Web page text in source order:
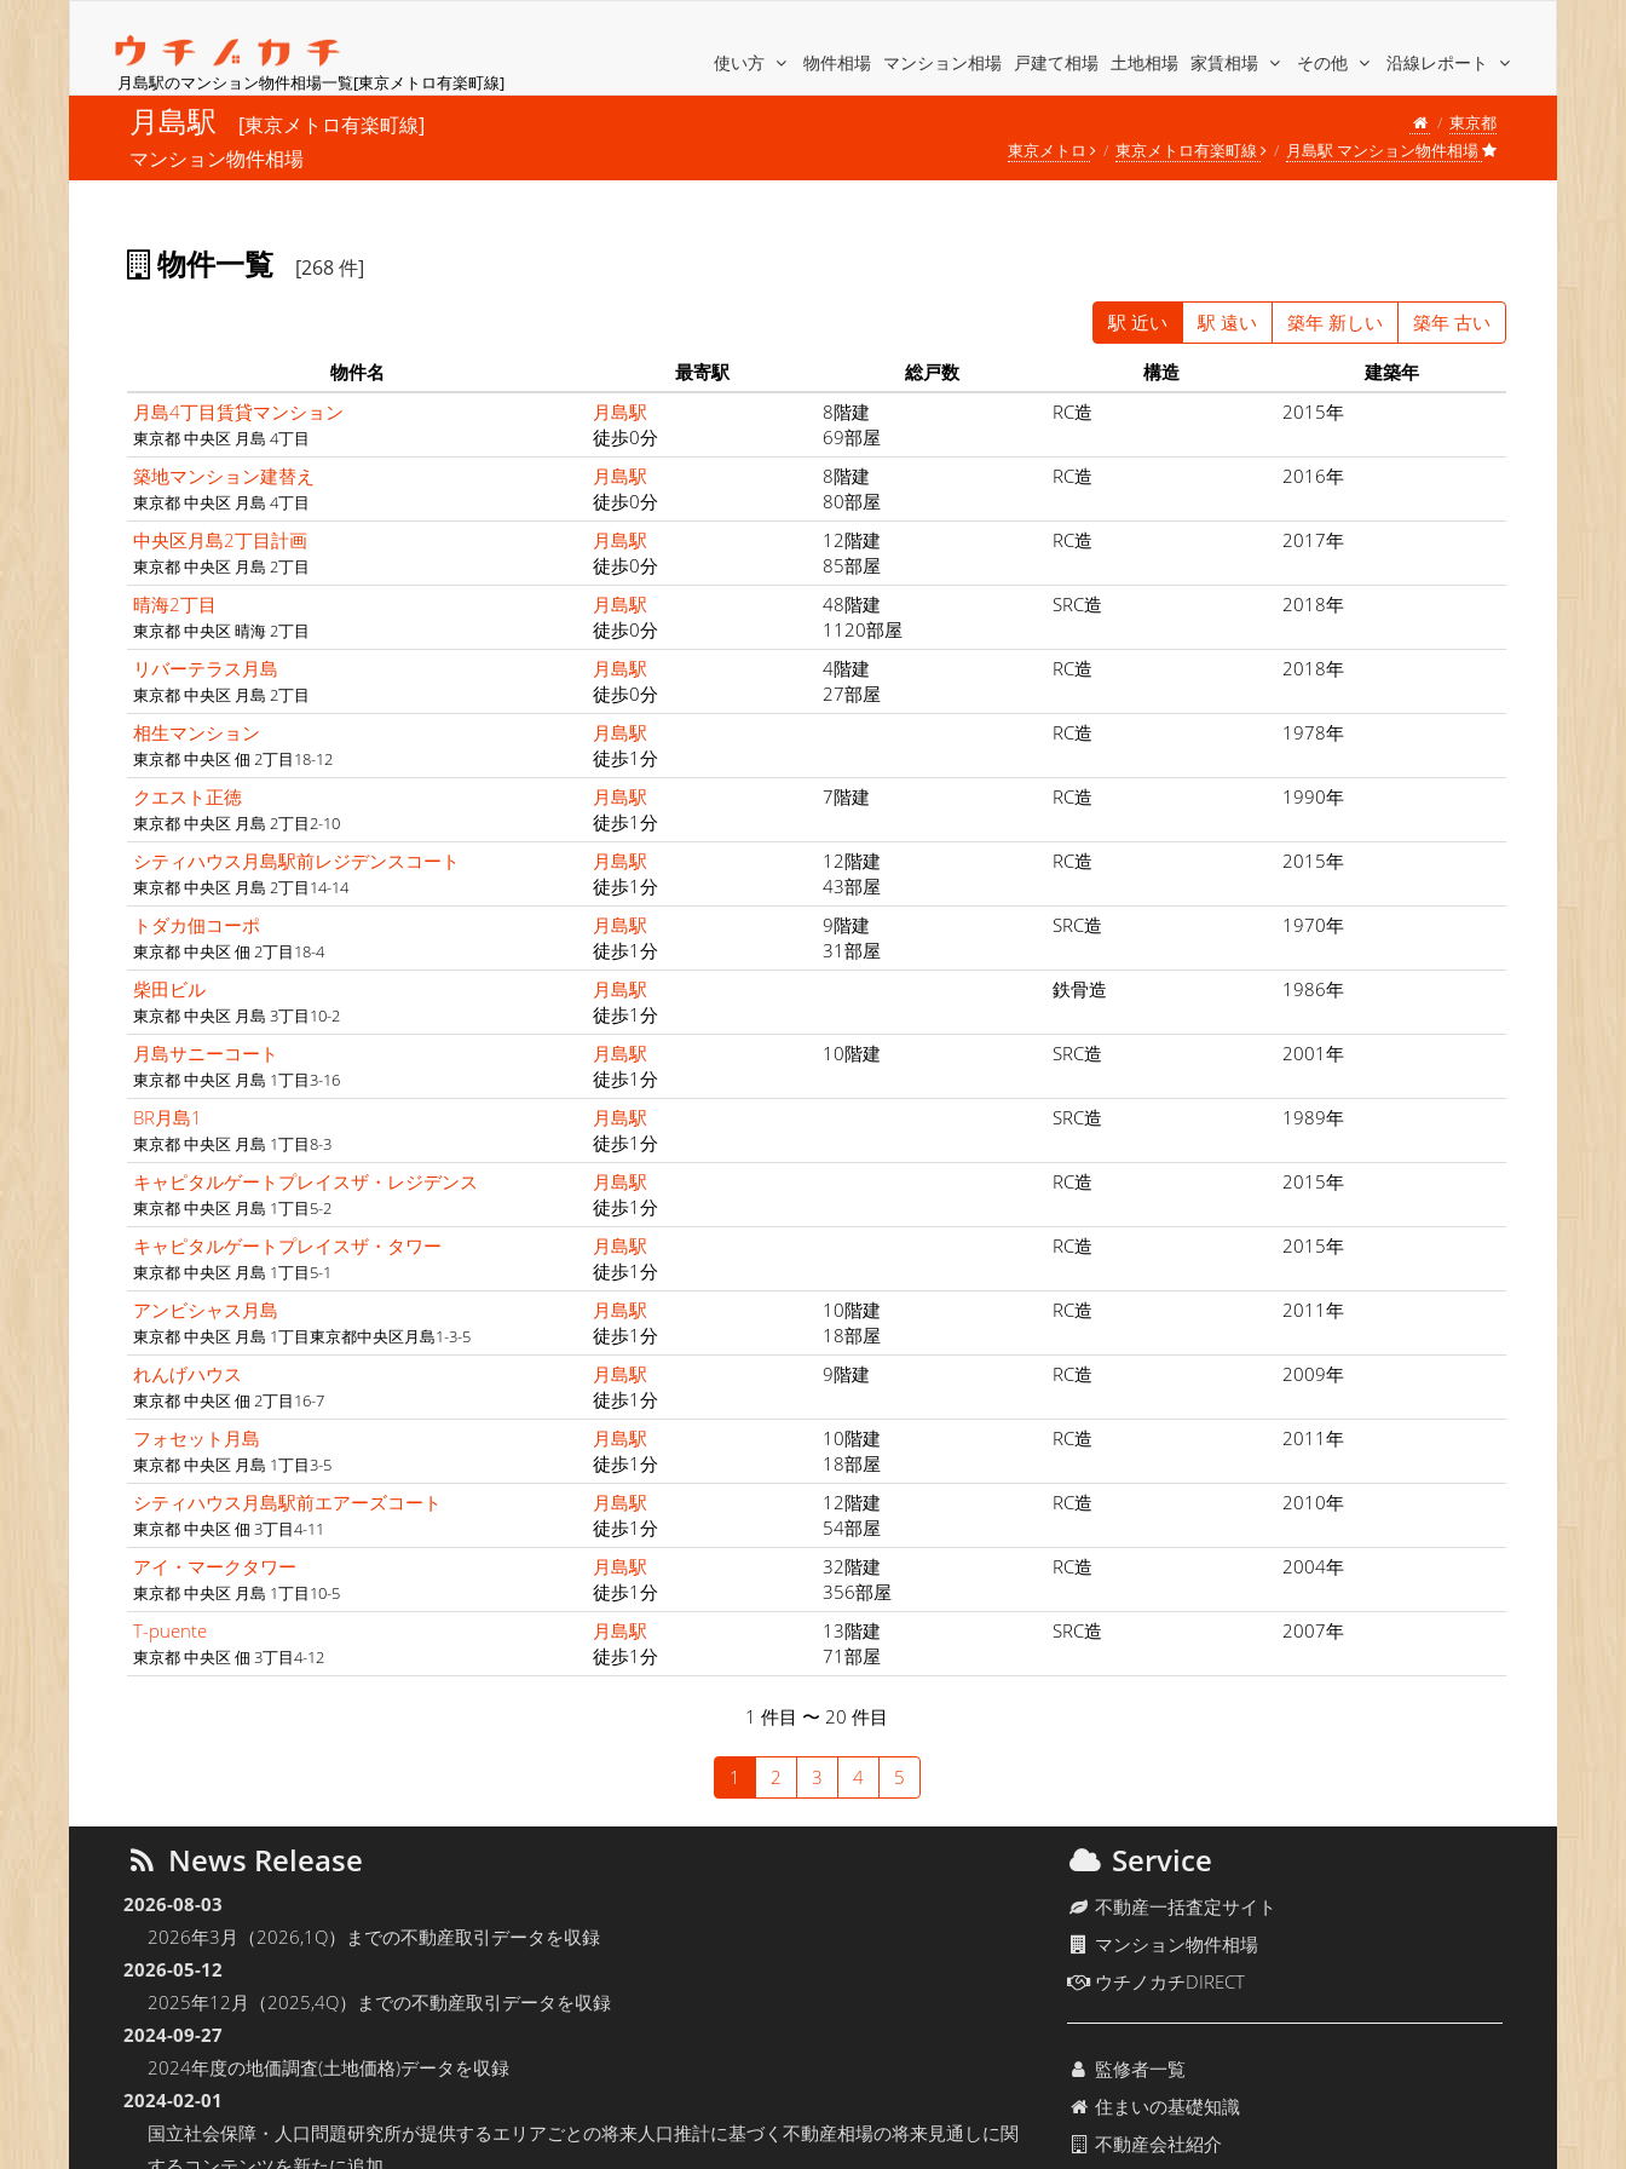
月島駅のマンション物件相場一覧[東京メトロ有楽町線]
使い方 物件相場 マンション相場 戸建て相場 土地相場 家賃相場 その他 沿線レポート
月島駅
[東京メトロ有楽町線]
マンション物件相場
東京都
東京メトロ
東京メトロ有楽町線 月島駅 マンション物件相場
物件一覧 [268 件]
駅 近い 駅 遠い 築年 新しい 築年 古い
物件名 最寄駅 総戸数 構造
建築年
月島4丁目賃貸マンション
東京都 中央区 月島 4丁目
月島駅
徒歩0分
8階建
69部屋
RC造 2015年
築地マンション建替え
東京都 中央区 月島 4丁目
月島駅
徒歩0分
8階建
80部屋
RC造 2016年
中央区月島2丁目計画
東京都 中央区 月島 2丁目
月島駅
徒歩0分
12階建
85部屋
RC造 2017年
晴海2丁目
東京都 中央区 晴海 2丁目
月島駅
徒歩0分
48階建
1120部屋
SRC造 2018年
リバーテラス月島
東京都 中央区 月島 2丁目
月島駅
徒歩0分
4階建
27部屋
RC造 2018年
相生マンション
東京都 中央区 佃 2丁目18-12
月島駅
徒歩1分
RC造 1978年
クエスト正徳
東京都 中央区 月島 2丁目2-10
月島駅
徒歩1分
7階建 RC造 1990年
シティハウス月島駅前レジデンスコート
東京都 中央区 月島 2丁目14-14
月島駅
徒歩1分
12階建
43部屋
RC造 2015年
トダカ佃コーポ
東京都 中央区 佃 2丁目18-4
月島駅
徒歩1分
9階建
31部屋
SRC造 1970年
柴田ビル
東京都 中央区 月島 3丁目10-2
月島駅
徒歩1分
鉄骨造 1986年
月島サニーコート
東京都 中央区 月島 1丁目3-16
月島駅
徒歩1分
10階建 SRC造 2001年
BR月島1
東京都 中央区 月島 1丁目8-3
月島駅
徒歩1分
SRC造 1989年
キャピタルゲートプレイスザ・レジデンス
東京都 中央区 月島 1丁目5-2
月島駅
徒歩1分
RC造 2015年
キャピタルゲートプレイスザ・タワー
東京都 中央区 月島 1丁目5-1
月島駅
徒歩1分
RC造 2015年
アンビシャス月島
東京都 中央区 月島 1丁目東京都中央区月島1-3-5
月島駅
徒歩1分
10階建
18部屋
RC造 2011年
れんげハウス
東京都 中央区 佃 2丁目16-7
月島駅
徒歩1分
9階建 RC造 2009年
フォセット月島
東京都 中央区 月島 1丁目3-5
月島駅
徒歩1分
10階建
18部屋
RC造 2011年
シティハウス月島駅前エアーズコート
東京都 中央区 佃 3丁目4-11
月島駅
徒歩1分
12階建
54部屋
RC造 2010年
アイ・マークタワー
東京都 中央区 月島 1丁目10-5
月島駅
徒歩1分
32階建
356部屋
RC造 2004年
T-puente
東京都 中央区 佃 3丁目4-12
月島駅
徒歩1分
13階建
71部屋
SRC造 2007年
1 件目 〜 20 件目
1 2 3 4 5
News Release
2026-08-03
2026年3月（2026,1Q）までの不動産取引データを収録
2026-05-12
2025年12月（2025,4Q）までの不動産取引データを収録
2024-09-27
2024年度の地価調査(土地価格)データを収録
2024-02-01
国立社会保障・人口問題研究所が提供するエリアごとの将来人口推計に基づく不動産相場の将来見通しに関
Service
不動産一括査定サイト
マンション物件相場
ウチノカチDIRECT
監修者一覧
住まいの基礎知識
不動産会社紹介